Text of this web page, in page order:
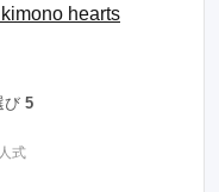
hearts
び 5
式